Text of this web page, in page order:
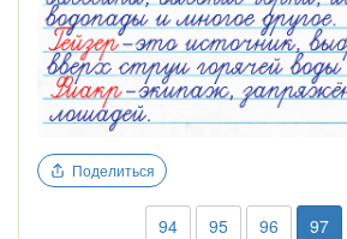
Поделиться
94 95 96 97